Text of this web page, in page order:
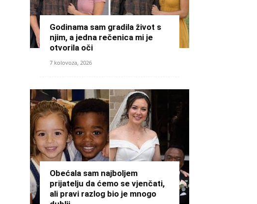
Godinama sam gradila život s
njim, a jedna rečenica mi je
otvorila oči
7 kolovoza, 2026
Obećala sam najboljem
prijatelju da ćemo se vjenčati,
ali pravi razlog bio je mnogo